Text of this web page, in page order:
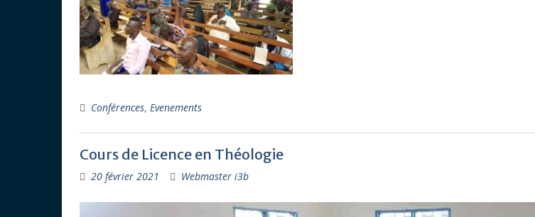
Conférences, Evenements
Cours de Licence en Théologie
20 février 2021 Webmaster i3b